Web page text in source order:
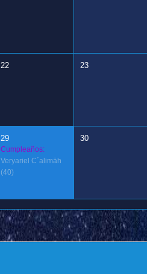
22 23
29
Cumpleaños:
Veryariel C´alimäh
(40)
30